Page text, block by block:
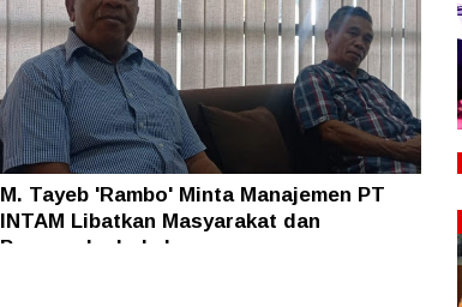
M. Tayeb 'Rambo' Minta Manajemen PT
INTAM Libatkan Masyarakat dan
Pengusaha Lokal